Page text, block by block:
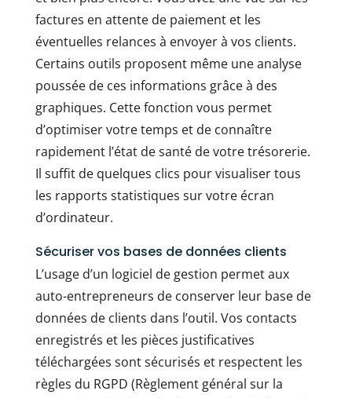
factures en attente de paiement et les
éventuelles relances à envoyer à vos clients.
Certains outils proposent même une analyse
poussée de ces informations grâce à des
graphiques. Cette fonction vous permet
d’optimiser votre temps et de connaître
rapidement l’état de santé de votre trésorerie.
Il suffit de quelques clics pour visualiser tous
les rapports statistiques sur votre écran
d’ordinateur.
Sécuriser vos bases de données clients
L’usage d’un logiciel de gestion permet aux
auto-entrepreneurs de conserver leur base de
données de clients dans l’outil. Vos contacts
enregistrés et les pièces justificatives
téléchargées sont sécurisés et respectent les
règles du RGPD (Règlement général sur la